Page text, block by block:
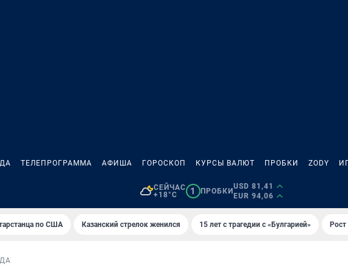
ТЕЛЕПРОГРАММА АФИША ГОРОСКОП КУРСЫ ВАЛЮТ ПРОБКИ ZODY
СЕЙЧАС
+18°C
1 ПРОБКИ
USD 81,41
EUR 94,06
по США Казанский стрелок женился 15 лет с трагедии с «Булгарией»